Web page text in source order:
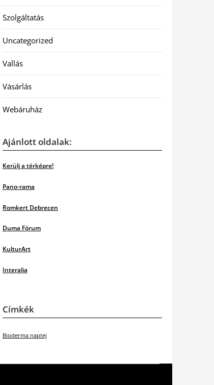
Szolgáltatás
Uncategorized
Vallás
Vásárlás
Webáruház
Ajánlott oldalak:
Kerülj a térképre!
Pano-rama
Romkert Debrecen
Duma Fórum
KulturArt
Interalia
Címkék
Bioderma naptej